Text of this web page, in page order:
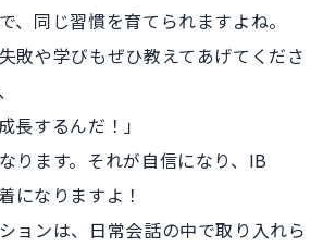
、同じ習慣を育てられますよね。
敗や学びもぜひ教えてあげてくださ
長するんだ！」
ります。それが自信になり、IB
なりますよ！
ョンは、日常会話の中で取り入れら